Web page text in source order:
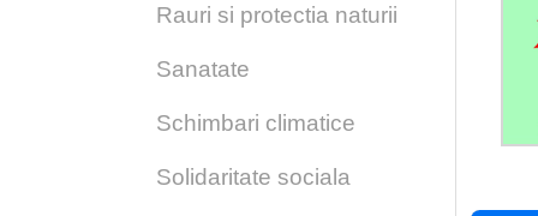
Rauri si protectia naturii
Sanatate
Schimbari climatice
Solidaritate sociala